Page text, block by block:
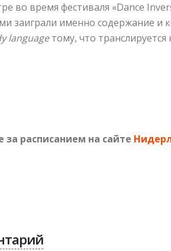
во время фестиваля «Dance
заиграли именно содержание и
languageтому, что транслируется
за расписанием на сайте